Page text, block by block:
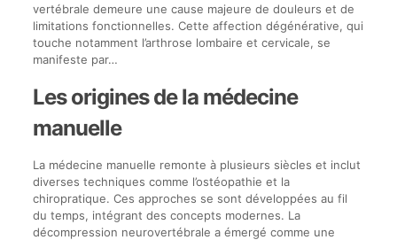
vertébrale demeure une cause majeure de douleurs et de
limitations fonctionnelles. Cette affection dégénérative, qui
touche notamment l’arthrose lombaire et cervicale, se
manifeste par…
Les origines de la médecine
manuelle
La médecine manuelle remonte à plusieurs siècles et inclut
diverses techniques comme l’ostéopathie et la
chiropratique. Ces approches se sont développées au fil
du temps, intégrant des concepts modernes. La
décompression neurovertébrale a émergé comme une